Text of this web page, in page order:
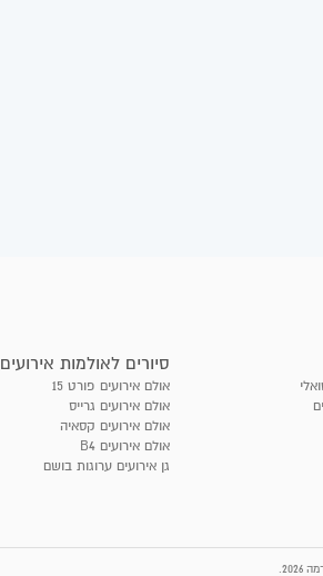
סיורים לאולמות אירועים
אולם אירועים פורט 15
אולם אירועים גרייס
אולם אירועים קסאיה
אולם אירועים B4
גן אירועים ערוגות בושם